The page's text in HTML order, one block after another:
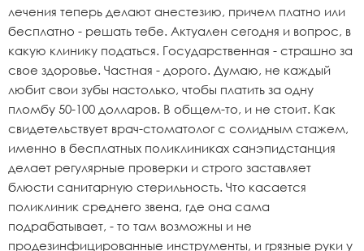
лечения теперь делают анестезию, причем платно или
бесплатно - решать тебе. Актуален сегодня и вопрос, в
какую клинику податься. Государственная - страшно за
свое здоровье. Частная - дорого. Думаю, не каждый
любит свои зубы настолько, чтобы платить за одну
пломбу 50-100 долларов. В общем-то, и не стоит. Как
свидетельствует врач-стоматолог с солидным стажем,
именно в бесплатных поликлиниках санэпидстанция
делает регулярные проверки и строго заставляет
блюсти санитарную стерильность. Что касается
поликлиник среднего звена, где она сама
подрабатывает, - то там возможны и не
продезинфицированные инструменты, и грязные руки у